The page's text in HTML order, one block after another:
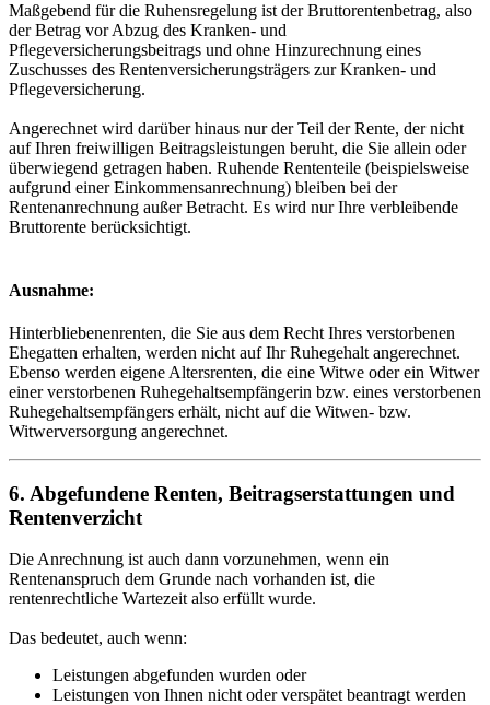
Maßgebend für die Ruhensregelung ist der Bruttorentenbetrag, also
der Betrag vor Abzug des Kranken- und
Pflegeversicherungsbeitrags und ohne Hinzurechnung eines
Zuschusses des Rentenversicherungsträgers zur Kranken- und
Pflegeversicherung.
Angerechnet wird darüber hinaus nur der Teil der Rente, der nicht
auf Ihren freiwilligen Beitragsleistungen beruht, die Sie allein oder
überwiegend getragen haben. Ruhende Rententeile (beispielsweise
aufgrund einer Einkommensanrechnung) bleiben bei der
Rentenanrechnung außer Betracht. Es wird nur Ihre verbleibende
Bruttorente berücksichtigt.
Ausnahme:
Hinterbliebenenrenten, die Sie aus dem Recht Ihres verstorbenen
Ehegatten erhalten, werden nicht auf Ihr Ruhegehalt angerechnet.
Ebenso werden eigene Altersrenten, die eine Witwe oder ein Witwer
einer verstorbenen Ruhegehaltsempfängerin bzw. eines verstorbenen
Ruhegehaltsempfängers erhält, nicht auf die Witwen- bzw.
Witwerversorgung angerechnet.
6. Abgefundene Renten, Beitragserstattungen und
Rentenverzicht
Die Anrechnung ist auch dann vorzunehmen, wenn ein
Rentenanspruch dem Grunde nach vorhanden ist, die
rentenrechtliche Wartezeit also erfüllt wurde.
Das bedeutet, auch wenn:
Leistungen abgefunden wurden oder
Leistungen von Ihnen nicht oder verspätet beantragt werden